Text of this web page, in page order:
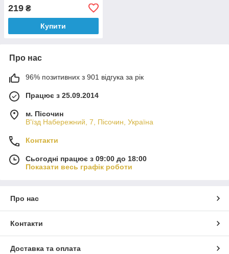
HP12271BR
219 ₴
Купити
Про нас
96% позитивних з 901 відгука за рік
Працює з 25.09.2014
м. Пісочин
В'їзд Набережний, 7, Пісочин, Україна
Контакти
Сьогодні працює з 09:00 до 18:00
Показати весь графік роботи
Про нас
Контакти
Доставка та оплата